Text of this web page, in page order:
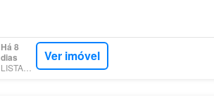
Há 8
dias
LISTANZA
Ver imóvel